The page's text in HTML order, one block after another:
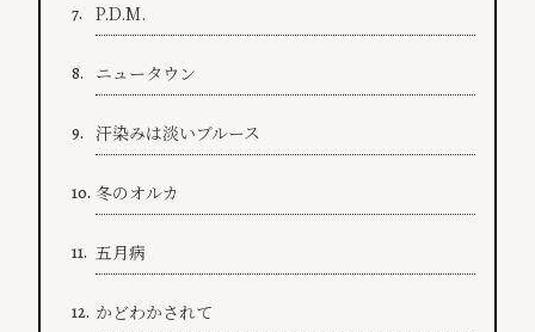
7. P.D.M.
8. ニュータウン
9. 汗染みは淡いブルース
10. 冬のオルカ
11. 五月病
12. かどわかされて